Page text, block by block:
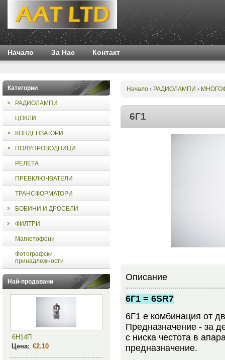
Начало За Нас Контакт
Категории
РАДИОЛАМПИ
ЦОКЛИ
КОНДЕНЗАТОРИ
ПОЛУПРОВОДНИЦИ
РЕЛЕТА
ПРЕВКЛЮЧВАТЕЛИ
ТРАНСФОРМАТОРИ
БОБИНИ И ДРОСЕЛИ
ФИЛТРИ
Магнетофони
Фотографски
принадлежности
Най-продавани
6Н14П
Цена: €2.10
Начало› РАДИОЛАМПИ ›
РАДИОЛАМПИ›6Г1
6Г1
Описание
6Г1 = 6SR7
6Г1 е комбинация от
Предназначение - за
с ниска честота в
предназначение.